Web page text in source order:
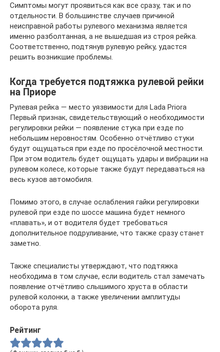
Симптомы могут проявиться как все сразу, так и по
отдельности. В большинстве случаев причиной
неисправной работы рулевого механизма является
именно разболтанная, а не вышедшая из строя рейка.
Соответственно, подтянув рулевую рейку, удастся
решить возникшие проблемы.
Когда требуется подтяжка рулевой рейки
на Приоре
Рулевая рейка — место уязвимости для Lada Priora
Первый признак, свидетельствующий о необходимости
регулировки рейки — появление стука при езде по
небольшим неровностям. Особенно отчётливо стуки
будут ощущаться при езде по просёлочной местности.
При этом водитель будет ощущать удары и вибрации на
рулевом колесе, которые также будут передаваться на
весь кузов автомобиля.
Помимо этого, в случае ослабления гайки регулировки
рулевой при езде по шоссе машина будет немного
«плавать», и от водителя будет требоваться
дополнительное подруливание, что также сразу станет
заметно.
Также специалисты утверждают, что подтяжка
необходима в том случае, если водитель стал замечать
появление отчётливо слышимого хруста в области
рулевой колонки, а также увеличении амплитуды
оборота руля.
Рейтинг